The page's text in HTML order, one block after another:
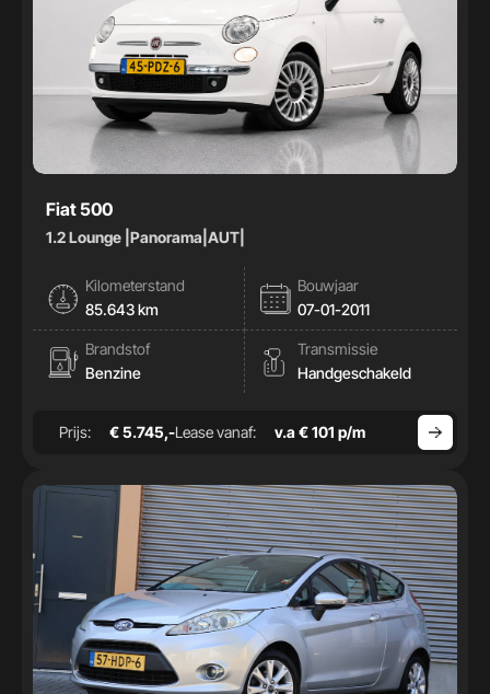
Fiat 500
1.2 Lounge |Panorama|AUT|
Kilometerstand
85.643 km
Bouwjaar
07-01-2011
Brandstof
Benzine
Transmissie
Handgeschakeld
Prijs: € 5.745,-Lease vanaf: v.a € 101 p/m